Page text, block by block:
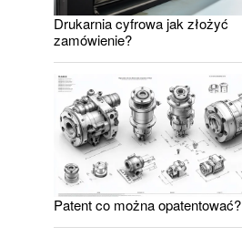
Drukarnia cyfrowa jak złożyć
zamówienie?
Patent co można opatentować?